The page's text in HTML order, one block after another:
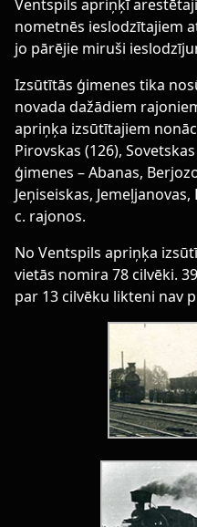
Ventspils apriņķī
nometnēs ieslodzītajiem
jo pārējie miruši
Izsūtītās ģimenes tika
novada dažādiem
apriņķa izsūtītajiem
Pirovskas (126),
ģimenes – Abanas,
Jeņiseiskas,
c. rajonos.
No Ventspils apriņķa
vietās nomira 78 cilvēki.
par 13 cilvēku likteni nav